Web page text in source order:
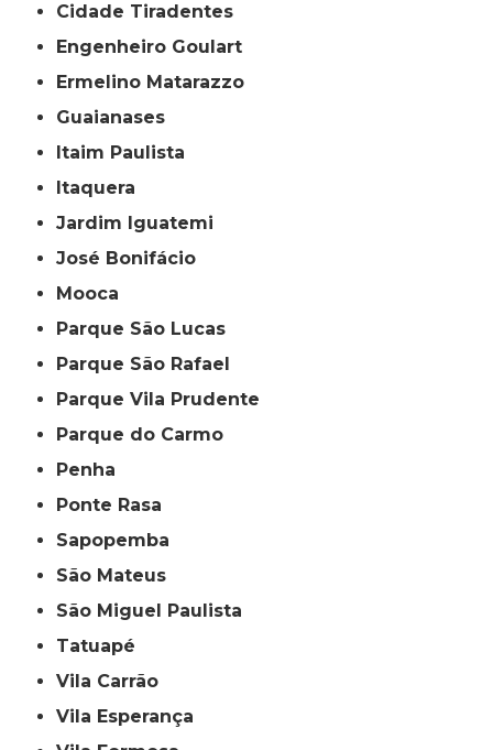
Cidade Tiradentes
Engenheiro Goulart
Ermelino Matarazzo
Guaianases
Itaim Paulista
Itaquera
Jardim Iguatemi
José Bonifácio
Mooca
Parque São Lucas
Parque São Rafael
Parque Vila Prudente
Parque do Carmo
Penha
Ponte Rasa
Sapopemba
São Mateus
São Miguel Paulista
Tatuapé
Vila Carrão
Vila Esperança